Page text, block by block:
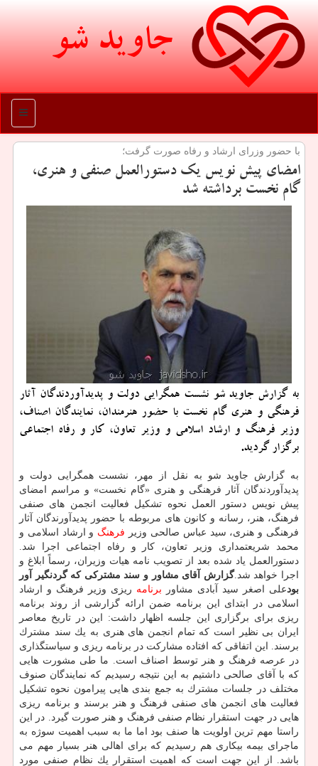
جاوید شو
منو
با حضور وزرای ارشاد و رفاه صورت گرفت؛
امضای پیش نویس یك دستورالعمل صنفی و هنری،
گام نخست برداشته شد
به گزارش جاوید شو نشست همگرایی دولت و پدیدآوردندگان آثار
فرهنگی و هنری گام نخست با حضور هنرمندان، نمایندگان اصناف،
وزیر فرهنگ و ارشاد اسلامی و وزیر تعاون، كار و رفاه اجتماعی
برگزار گردید.
به گزارش جاوید شو به نقل از مهر، نشست همگرایی دولت و
پدیدآوردندگان آثار فرهنگی و هنری «گام نخست» و مراسم امضای
پیش نویس دستور العمل نحوه تشكیل فعالیت انجمن های صنفی
فرهنگ، هنر، رسانه و كانون های مربوطه با حضور پدیدآورندگان آثار
فرهنگی و هنری، سید عباس صالحی وزیر فرهنگ و ارشاد اسلامی و
محمد شریعتمداری وزیر تعاون، كار و رفاه اجتماعی اجرا شد.
دستورالعمل یاد شده بعد از تصویب نامه هیات وزیران، رسماً ابلاغ و
اجرا خواهد شد.گزارش آقای مشاور و سند مشتركی كه گردنگیر آور
بودعلی اصغر سید آبادی مشاور برنامه ریزی وزیر فرهنگ و ارشاد
اسلامی در ابتدای این برنامه ضمن ارائه گزارشی از روند برنامه
ریزی برای برگزاری این جلسه اظهار داشت: این در تاریخ معاصر
ایران بی نظیر است كه تمام انجمن های هنری به یك سند مشترك
برسند. این اتفاقی كه افتاده مشاركت در برنامه ریزی و سیاستگذاری
در عرصه فرهنگ و هنر توسط اصناف است. ما طی مشورت هایی
كه با آقای صالحی داشتیم به این نتیجه رسیدیم كه نمایندگان صنوف
مختلف در جلسات مشترك به جمع بندی هایی پیرامون نحوه تشكیل
فعالیت های انجمن های صنفی فرهنگ و هنر برسند و برنامه ریزی
هایی در جهت استقرار نظام صنفی فرهنگ و هنر صورت گیرد. در این
راستا مهم ترین اولویت ها صنف بود اما ما به سبب اهمیت سوژه به
ماجرای بیمه بیكاری هم رسیدیم كه برای اهالی هنر بسیار مهم می
باشد. از این جهت است كه اهمیت استقرار یك نظام صنفی مورد